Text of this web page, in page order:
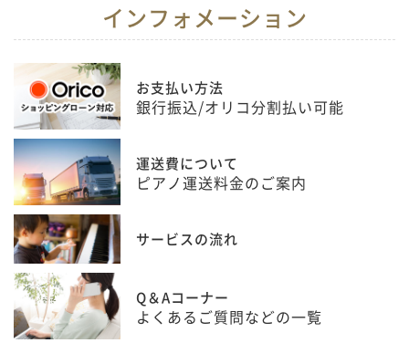
インフォメーション
お支払い方法
銀行振込/オリコ分割払い可能
運送費について
ピアノ運送料金のご案内
サービスの流れ
Q＆Aコーナー
よくあるご質問などの一覧